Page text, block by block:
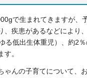
で生まれてきますが、
、疾患があるなどにより
る低出生体重児）、約2
。
ゃんの子育てについて、